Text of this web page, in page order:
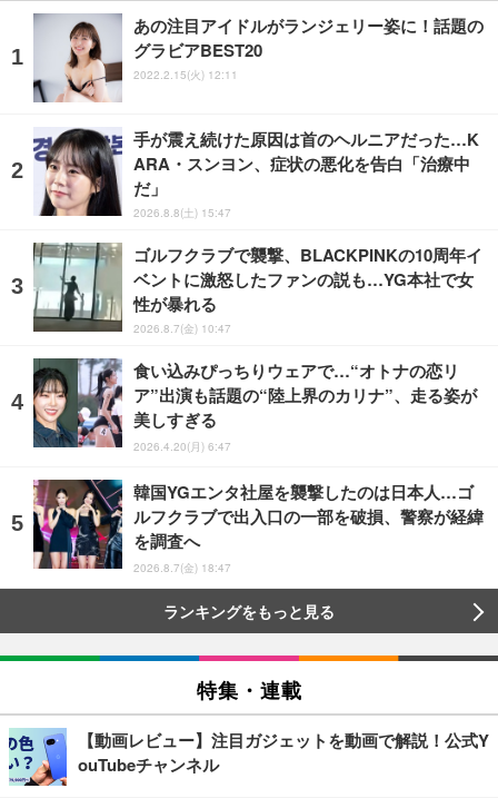
あの注目アイドルがランジェリー姿に！話題の
グラビアBEST20
2022.2.15(火) 12:11
手が震え続けた原因は首のヘルニアだった…K
ARA・スンヨン、症状の悪化を告白「治療中
だ」
2026.8.8(土) 15:47
ゴルフクラブで襲撃、BLACKPINKの10周年イ
ベントに激怒したファンの説も…YG本社で女
性が暴れる
2026.8.7(金) 10:47
食い込みぴっちりウェアで…“オトナの恋リ
ア”出演も話題の“陸上界のカリナ”、走る姿が
美しすぎる
2026.4.20(月) 6:47
韓国YGエンタ社屋を襲撃したのは日本人…ゴ
ルフクラブで出入口の一部を破損、警察が経緯
を調査へ
2026.8.7(金) 18:47
ランキングをもっと見る
特集・連載
【動画レビュー】注目ガジェットを動画で解説！公式Y
ouTubeチャンネル